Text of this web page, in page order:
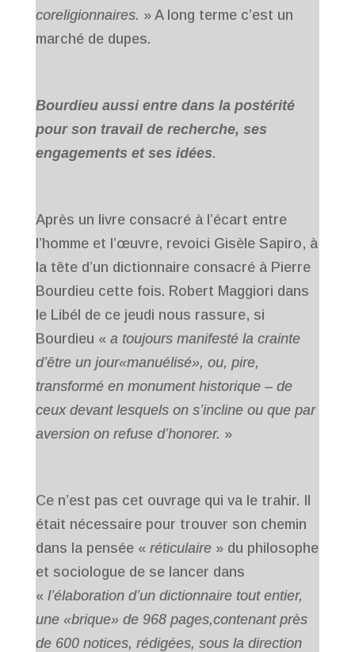
coreligionnaires. » A long terme c’est un
marché de dupes.
Bourdieu aussi entre dans la postérité
pour son travail de recherche, ses
engagements et ses idées.
Après un livre consacré à l’écart entre
l’homme et l’œuvre, revoici Gisèle Sapiro, à
la tête d’un dictionnaire consacré à Pierre
Bourdieu cette fois. Robert Maggiori dans
le Libél de ce jeudi nous rassure, si
Bourdieu « a toujours manifesté la crainte
d’être un jour«manuélisé», ou, pire,
transformé en monument historique – de
ceux devant lesquels on s’incline ou que par
aversion on refuse d’honorer. »
Ce n’est pas cet ouvrage qui va le trahir. Il
était nécessaire pour trouver son chemin
dans la pensée « réticulaire» du philosophe
et sociologue de se lancer dans
« l’élaboration d’un dictionnaire tout entier,
une «brique» de 968 pages,contenant près
de 600 notices, rédigées, sous la direction